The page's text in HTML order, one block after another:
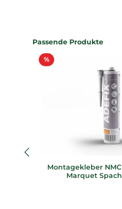
Produktgalerie
Passende Produkte
%Rabatt
Montagekleber
Marquet